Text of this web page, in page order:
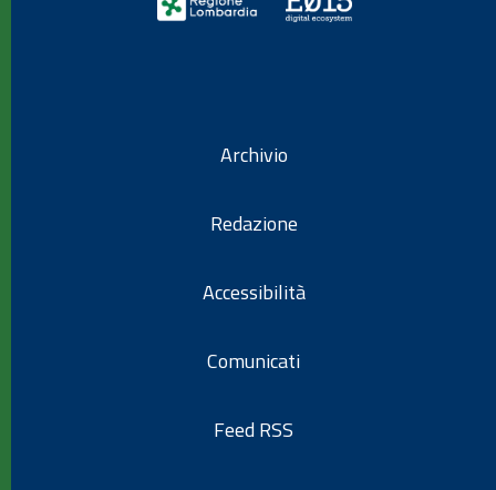
Archivio
Redazione
Accessibilità
Comunicati
Feed RSS